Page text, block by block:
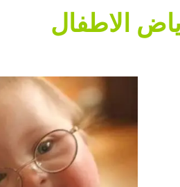
الاطفال